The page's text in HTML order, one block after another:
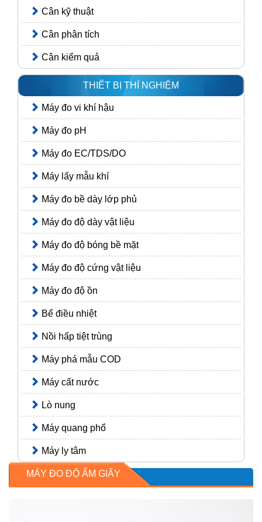
Cân kỹ thuật
Cân phân tích
Cân kiểm quả
THIẾT BỊ THÍ NGHIỆM
Máy đo vi khí hậu
Máy đo pH
Máy đo EC/TDS/DO
Máy lấy mẫu khí
Máy đo bề dày lớp phủ
Máy đo độ dày vật liệu
Máy đo độ bóng bề mặt
Máy đo độ cứng vật liệu
Máy đo độ ồn
Bể điều nhiệt
Nồi hấp tiệt trùng
Máy phá mẫu COD
Máy cất nước
Lò nung
Máy quang phổ
Máy ly tâm
MÁY ĐO ĐỘ ẨM GIẤY